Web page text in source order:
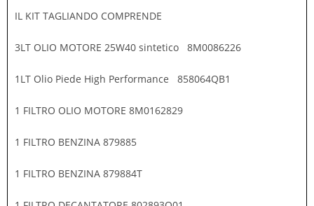
IL KIT TAGLIANDO COMPRENDE
3LT OLIO MOTORE 25W40 sintetico 8M0086226
1LT Olio Piede High Performance 858064QB1
1 FILTRO OLIO MOTORE 8M0162829
1 FILTRO BENZINA 879885
1 FILTRO BENZINA 879884T